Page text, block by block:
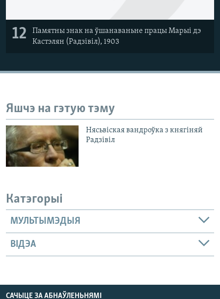
12
Памятны знак на ўшанаваньне працы Марыі дэ
Кастэлян (Радзівіл), 1903
Яшчэ на гэтую тэму
Нясьвіская вандроўка з княгіняй
Радзівіл
Катэгорыі
МУЛЬТЫМЭДЫЯ
ВІДЭА
САЧЫЦЕ ЗА АБНАЎЛЕНЬНЯМІ